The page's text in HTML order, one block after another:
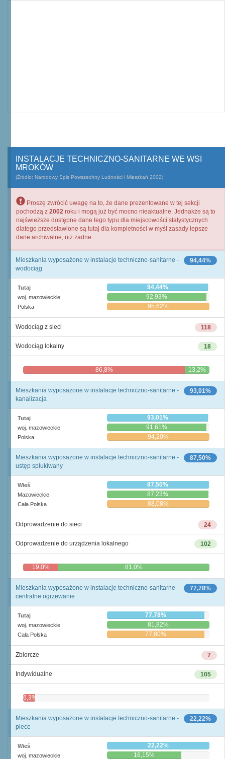
INSTALACJE TECHNICZNO-SANITARNE WE WSI
MROKÓW
(Źródło: Narodowy Spis Powszechny Ludności i Mieszkań 2002)
Proszę zwrócić uwagę na to, że dane prezentowane w tej sekcji
pochodzą z 2002 roku i mogą już być mocno nieaktualne. Jednakże są to
najświeższe dostępne dane tego typu dla miejscowości statystycznych
dlatego przedstawione są tutaj dla kompletności w myśl zasady lepsze
dane archiwalne, niż żadne.
94,44%
Mieszkania wyposażone w instalacje techniczno-sanitarne -
wodociąg
Tutaj 94,44%
woj. mazowieckie 92,93%
Polska 95,62%
118
Wodociąg z sieci
18
Wodociąg lokalny
86,8% 13,2%
93,01%
Mieszkania wyposażone w instalacje techniczno-sanitarne -
kanalizacja
Tutaj 93,01%
woj. mazowieckie 91,61%
Polska 94,20%
87,50%
Mieszkania wyposażone w instalacje techniczno-sanitarne -
ustęp spłukiwany
Wieś 87,50%
Mazowieckie 87,23%
Cała Polska 88,08%
24
Odprowadzenie do sieci
102
Odprowadzenie do urządzenia lokalnego
19,0% 81,0%
77,78%
Mieszkania wyposażone w instalacje techniczno-sanitarne -
centralne ogrzewanie
Tutaj 77,78%
woj. mazowieckie 81,82%
Cała Polska 77,80%
7
Zbiorcze
105
Indywidualne
6,3%
22,22%
Mieszkania wyposażone w instalacje techniczno-sanitarne -
piece
Wieś 22,22%
woj. mazowieckie 16,15%